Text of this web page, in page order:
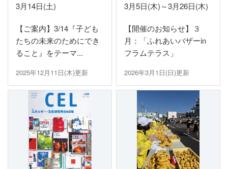
3月14日(土)
【ご案内】3/14『子ども
たちの未来のためにでき
ること』をテーマ...
2025年12月11日(木)更新
3月5日(木)～3月26日(木)
【開催のお知らせ】３
月：「ふれあいバザーin
フラムテラス」
2026年3月1日(日)更新